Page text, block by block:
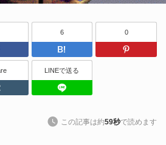
Facebook
6
はてなブッ
0
Tumblr
LINEで送る
この記事は約59秒で読めます